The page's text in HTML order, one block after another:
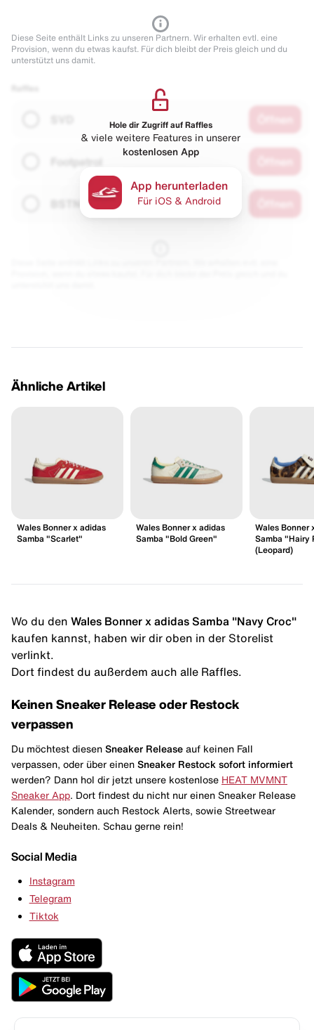
Diese Seite enthält Links zu unseren Partnern. Wir erhalten evtl. eine
Provision, wenn du etwas kaufst. Für dich bleibt der Preis gleich und du
unterstützt uns damit.
Hole dir Zugriff auf Raffles
& viele weitere Features in unserer
kostenlosen App
App herunterladen
Für iOS & Android
Ähnliche Artikel
Wales Bonner x adidas
Samba "Scarlet"
Wales Bonner x adidas
Samba "Bold Green"
Wales Bonner
Samba "Hairy
(Leopard)
Wo du den Wales Bonner x adidas Samba "Navy Croc"
kaufen kannst, haben wir dir oben in der Storelist
verlinkt.
Dort findest du außerdem auch alle Raffles.
Keinen Sneaker Release oder Restock
verpassen
Du möchtest diesen Sneaker Release auf keinen Fall
verpassen, oder über einen Sneaker Restock sofort informiert
werden? Dann hol dir jetzt unsere kostenlose HEAT MVMNT
Sneaker App . Dort findest du nicht nur einen Sneaker Release
Kalender, sondern auch Restock Alerts, sowie Streetwear
Deals & Neuheiten. Schau gerne rein!
Social Media
Instagram
Telegram
Tiktok